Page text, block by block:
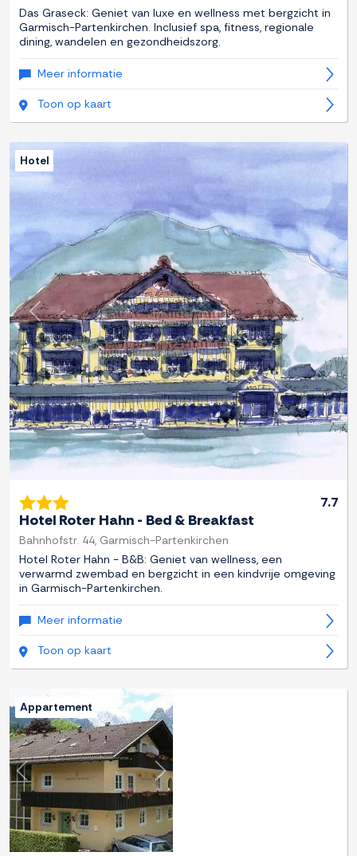
Das Graseck: Geniet van luxe en wellness met bergzicht in
Garmisch-Partenkirchen. Inclusief spa, fitness, regionale
dining, wandelen en gezondheidszorg.
Meer informatie
Toon op kaart
Previous
Hotel
7.7
Hotel Roter Hahn - Bed & Breakfast
Bahnhofstr. 44, Garmisch-Partenkirchen
Hotel Roter Hahn - B&B: Geniet van wellness, een
verwarmd zwembad en bergzicht in een kindvrije omgeving
in Garmisch-Partenkirchen.
Meer informatie
Toon op kaart
Previous Next
Appartement